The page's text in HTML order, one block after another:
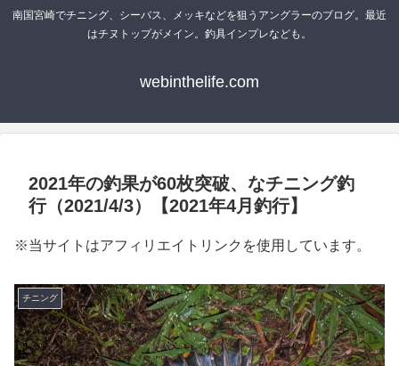
南国宮崎でチニング、シーバス、メッキなどを狙うアングラーのブログ。最近
はチヌトップがメイン。釣具インプレなども。
webinthelife.com
2021年の釣果が60枚突破、なチニング釣
行（2021/4/3）【2021年4月釣行】
※当サイトはアフィリエイトリンクを使用しています。
チニング